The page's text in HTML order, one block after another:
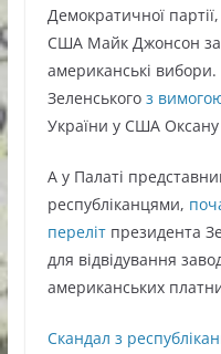
Демократичної
США Майк Джонсон
американські вибори.
Зеленського з
України у США
А у Палаті
республіканцями,
перелітпрезидента
для відвідування
американських
Скандал з